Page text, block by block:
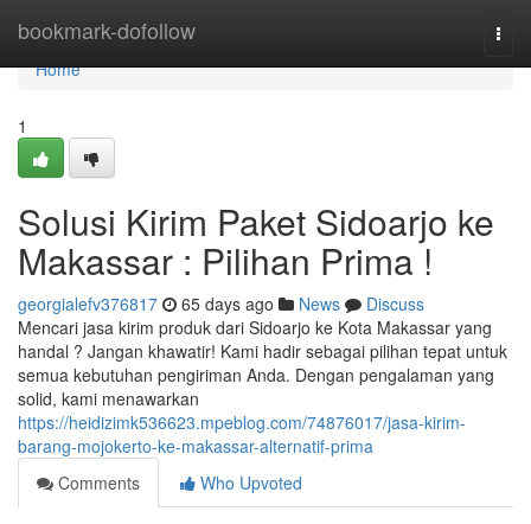
bookmark-dofollow
Home
Home
1
Solusi Kirim Paket Sidoarjo ke
Makassar : Pilihan Prima !
georgialefv376817 65 days ago News
Discuss
Mencari jasa kirim produk dari Sidoarjo ke Kota Makassar yang
handal ? Jangan khawatir! Kami hadir sebagai pilihan tepat untuk
semua kebutuhan pengiriman Anda. Dengan pengalaman yang
solid, kami menawarkan
https://heidizimk536623.mpeblog.com/74876017/jasa-kirim-
barang-mojokerto-ke-makassar-alternatif-prima
Comments
Who Upvoted